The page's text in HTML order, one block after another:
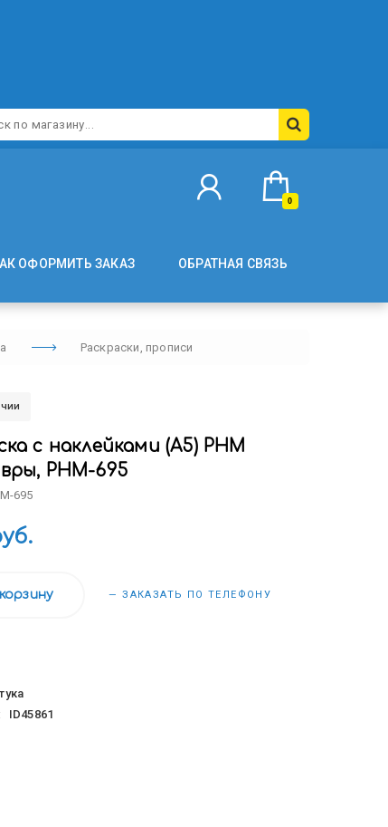
0
ОФОРМИТЬ ЗАКАЗ ОБРАТНАЯ СВЯЗЬ
Раскраски, прописи
с наклейками (А5) РНМ
РНМ-695
695
— ЗАКАЗАТЬ ПО ТЕЛЕФОНУ
ID45861